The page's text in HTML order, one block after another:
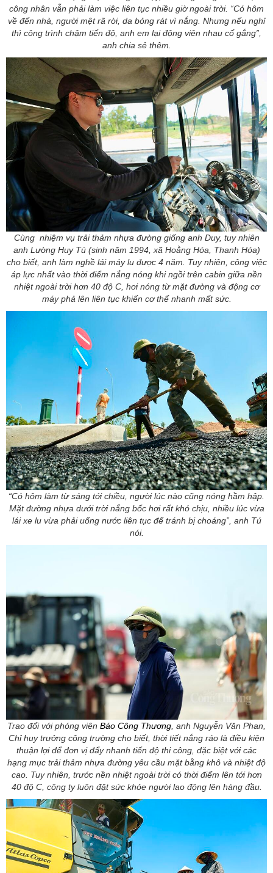
công nhân vẫn phải làm việc liên tục nhiều giờ ngoài trời. “Có hôm
về đến nhà, người mệt rã rời, da bỏng rát vì nắng. Nhưng nếu nghỉ
thì công trình chậm tiến độ, anh em lại động viên nhau cố gắng”,
anh chia sẻ thêm.
Cùng nhiệm vụ trải thảm nhựa đường giống anh Duy, tuy nhiên
anh Lường Huy Tú (sinh năm 1994, xã Hoằng Hóa, Thanh Hóa)
cho biết, anh làm nghề lái máy lu được 4 năm. Tuy nhiên, công việc
áp lực nhất vào thời điểm nắng nóng khi ngồi trên cabin giữa nền
nhiệt ngoài trời hơn 40 độ C, hơi nóng từ mặt đường và động cơ
máy phả lên liên tục khiến cơ thể nhanh mất sức.
“Có hôm làm từ sáng tới chiều, người lúc nào cũng nóng hầm hập.
Mặt đường nhựa dưới trời nắng bốc hơi rất khó chịu, nhiều lúc vừa
lái xe lu vừa phải uống nước liên tục để tránh bị choáng”, anh Tú
nói.
Trao đổi với phóng viên Báo Công Thương , anh Nguyễn Văn Phan,
Chỉ huy trưởng công trường cho biết, thời tiết nắng ráo là điều kiện
thuận lợi để đơn vị đẩy nhanh tiến độ thi công, đặc biệt với các
hạng mục trải thảm nhựa đường yêu cầu mặt bằng khô và nhiệt độ
cao. Tuy nhiên, trước nền nhiệt ngoài trời có thời điểm lên tới hơn
40 độ C, công ty luôn đặt sức khỏe người lao động lên hàng đầu.